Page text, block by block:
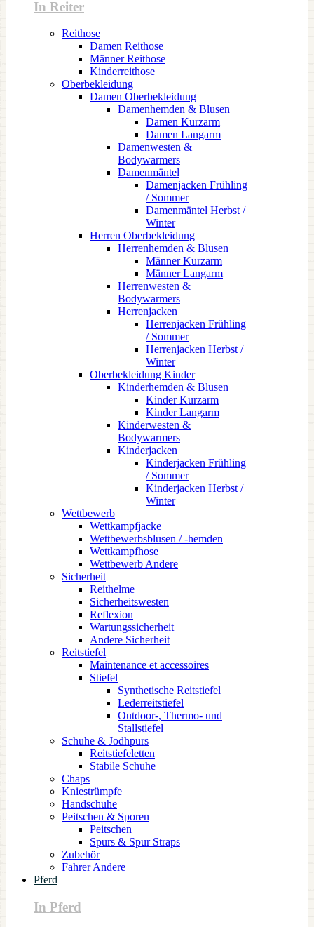
In Reiter
Reithose
Damen Reithose
Männer Reithose
Kinderreithose
Oberbekleidung
Damen Oberbekleidung
Damenhemden & Blusen
Damen Kurzarm
Damen Langarm
Damenwesten &
Bodywarmers
Damenmäntel
Damenjacken Frühling
/ Sommer
Damenmäntel Herbst /
Winter
Herren Oberbekleidung
Herrenhemden & Blusen
Männer Kurzarm
Männer Langarm
Herrenwesten &
Bodywarmers
Herrenjacken
Herrenjacken Frühling
/ Sommer
Herrenjacken Herbst /
Winter
Oberbekleidung Kinder
Kinderhemden & Blusen
Kinder Kurzarm
Kinder Langarm
Kinderwesten &
Bodywarmers
Kinderjacken
Kinderjacken Frühling
/ Sommer
Kinderjacken Herbst /
Winter
Wettbewerb
Wettkampfjacke
Wettbewerbsblusen / -hemden
Wettkampfhose
Wettbewerb Andere
Sicherheit
Reithelme
Sicherheitswesten
Reflexion
Wartungssicherheit
Andere Sicherheit
Reitstiefel
Maintenance et accessoires
Stiefel
Synthetische Reitstiefel
Lederreitstiefel
Outdoor-, Thermo- und
Stallstiefel
Schuhe & Jodhpurs
Reitstiefeletten
Stabile Schuhe
Chaps
Kniestrümpfe
Handschuhe
Peitschen & Sporen
Peitschen
Spurs & Spur Straps
Zubehör
Fahrer Andere
Pferd
In Pferd